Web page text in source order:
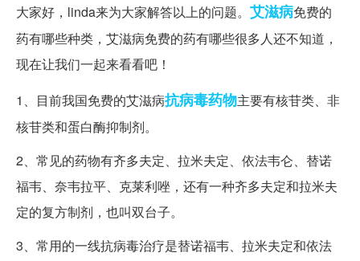
大家好，linda来为大家解答以上的问题。 艾滋病免费的
药有哪些种类，艾滋病免费的药有哪些很多人还不知道，
现在让我们一起来看看吧！
1、目前我国免费的艾滋病抗病毒药物主要有核苷类、非
核苷类和蛋白酶抑制剂。
2、常见的药物有齐多夫定、拉米夫定、依法韦仑、替诺
福韦、奈韦拉平、克莱利唑，还有一种齐多夫定和拉米夫
定的复方制剂，也叫双台子。
3、常用的一线抗病毒治疗是替诺福韦、拉米夫定和依法